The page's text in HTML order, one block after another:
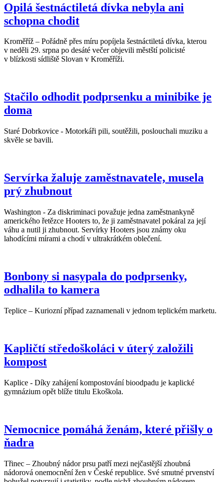
Opilá šestnáctiletá dívka nebyla ani
schopna chodit
Kroměříž – Pořádně přes míru popíjela šestnáctiletá dívka, kterou
v neděli 29. srpna po desáté večer objevili městští policisté
v blízkosti sídliště Slovan v Kroměříži.
Stačilo odhodit podprsenku a minibike je
doma
Staré Dobrkovice - Motorkáři pili, soutěžili, poslouchali muziku a
skvěle se bavili.
Servírka žaluje zaměstnavatele, musela
prý zhubnout
Washington - Za diskriminaci považuje jedna zaměstnankyně
amerického řetězce Hooters to, že ji zaměstnavatel pokáral za její
váhu a nutil ji zhubnout. Servírky Hooters jsou známy oku
lahodícími mírami a chodí v ultrakrátkém oblečení.
Bonbony si nasypala do podprsenky,
odhalila to kamera
Teplice – Kuriozní případ zaznamenali v jednom teplickém marketu.
Kapličtí středoškoláci v úterý založili
kompost
Kaplice - Díky zahájení kompostování bioodpadu je kaplické
gymnázium opět blíže titulu Ekoškola.
Nemocnice pomáhá ženám, které přišly o
ňadra
Třinec – Zhoubný nádor prsu patří mezi nejčastější zhoubná
nádorová onemocnění žen v České republice. Své smutné prvenství